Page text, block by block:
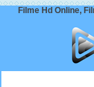
Filme Hd Online,